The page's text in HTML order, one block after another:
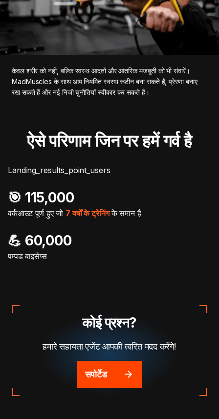
केवल शरीर को नहीं, बल्कि स्वस्थ आदतों और आंतरिक मजबूती को भी संवारें।
MadMuscles के साथ आप नियमित स्वस्थ रूटीन बना सकते हैं, प्रेरणा बनाए
रख सकते हैं और नई निजी चुनौतियाँ स्वीकार कर सकते हैं।
ऐसे परिणाम जिन पर हमें गर्व है
Landing_results_point_users
🎯️ 115,000
वर्कआउट पूर्ण हुए जो 7 वर्षों के ट्रेनिंगके समान है
💪 60,000
पम्पड बाइसेप्स
कोई प्रश्न?
हमारे सहायता एजेंट आपकी त्वरित मदद करेंगे!
सपोर्टेड